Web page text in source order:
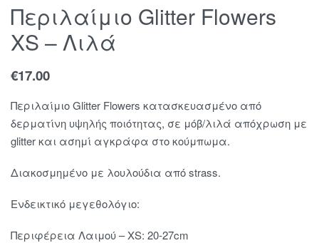
Περιλαίμιο Glitter Flowers
XS – Λιλά
€17.00
Περιλαίμιο Glitter Flowers κατασκευασμένο από
δερματίνη υψηλής ποιότητας, σε μόβ/λιλά απόχρωση με
glitter και ασημί αγκράφα στο κούμπωμα.
Διακοσμημένο με λουλούδια από strass.
Ενδεικτικό μεγεθολόγιο:
Περιφέρεια Λαιμού – XS: 20-27cm